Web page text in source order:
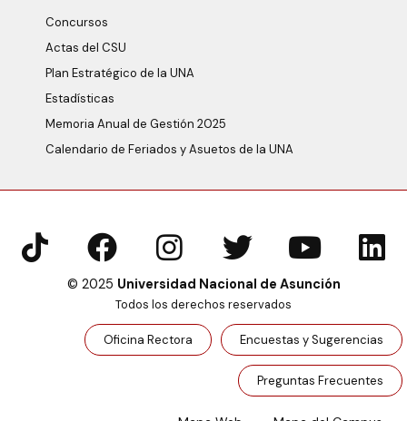
Concursos
Actas del CSU
Plan Estratégico de la UNA
Estadísticas
Memoria Anual de Gestión 2025
Calendario de Feriados y Asuetos de la UNA
© 2025 Universidad Nacional de Asunción
Todos los derechos reservados
Oficina Rectora Encuestas y Sugerencias
Preguntas Frecuentes